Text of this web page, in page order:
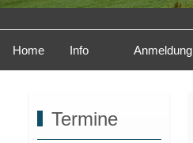
Home Info Anmeldung
Termine